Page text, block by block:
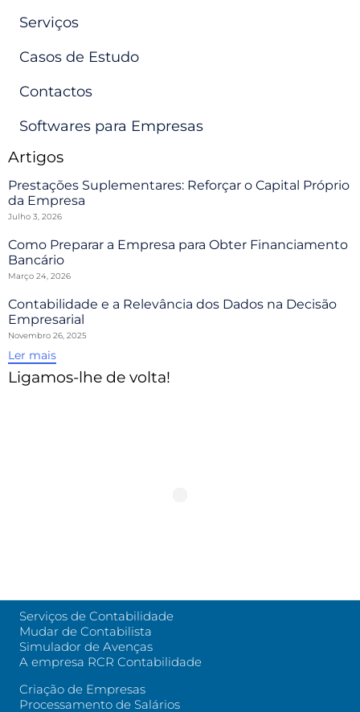
Serviços
Casos de Estudo
Contactos
Softwares para Empresas
Artigos
Prestações Suplementares: Reforçar o Capital Próprio
da Empresa
Julho 3, 2026
Como Preparar a Empresa para Obter Financiamento
Bancário
Março 24, 2026
Contabilidade e a Relevância dos Dados na Decisão
Empresarial
Novembro 26, 2025
Ler mais
Ligamos-lhe de volta!
Serviços de Contabilidade
Mudar de Contabilista
Simulador de Avenças
A empresa RCR Contabilidade
Criação de Empresas
Processamento de Salários